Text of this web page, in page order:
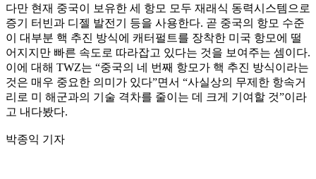
다만 현재 중국이 보유한 세 항모 모두 재래식 동력시스템으로
증기 터빈과 디젤 발전기 등을 사용한다. 곧 중국의 항모 수준
이 대부분 핵 추진 방식에 캐터펄트를 장착한 미국 항모에 떨
어지지만 빠른 속도로 따라잡고 있다는 것을 보여주는 셈이다.
이에 대해 TWZ는 “중국의 네 번째 항모가 핵 추진 방식이라는
것은 매우 중요한 의미가 있다”면서 “사실상의 무제한 항속거
리로 미 해군과의 기술 격차를 줄이는 데 크게 기여할 것”이라
고 내다봤다.
박종익 기자